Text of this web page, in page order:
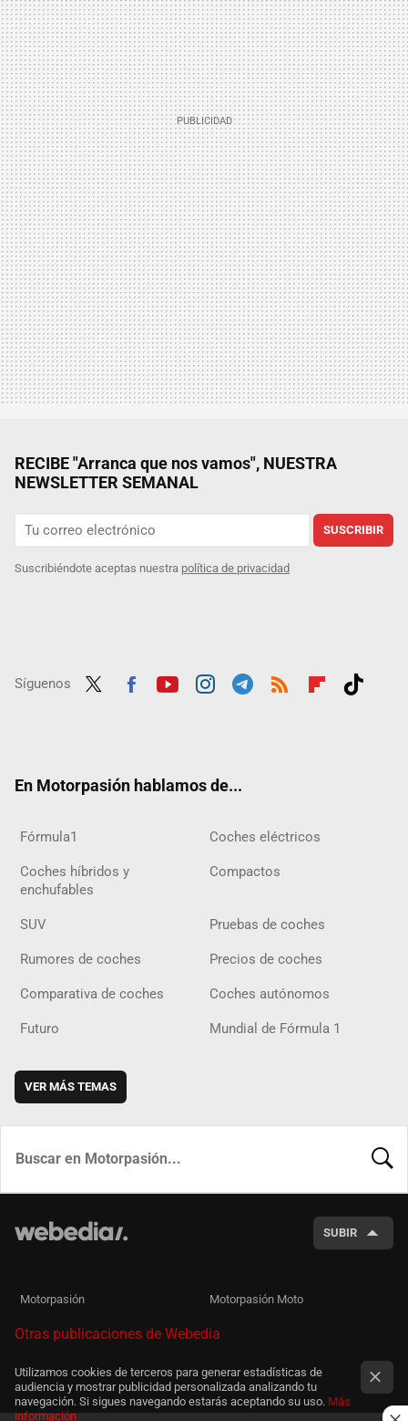
RECIBE "Arranca que nos vamos", NUESTRA
NEWSLETTER SEMANAL
SUSCRIBIR
Suscribiéndote aceptas nuestra política de privacidad
Síguenos
En Motorpasión hablamos de...
Fórmula1 Coches eléctricos
Coches híbridos y
enchufables
Compactos
SUV Pruebas de coches
Rumores de coches Precios de coches
Comparativa de coches Coches autónomos
Futuro Mundial de Fórmula 1
VER MÁS TEMAS
SUBIR
Motorpasión Motorpasión Moto
Otras publicaciones de Webedia
Utilizamos cookies de terceros para generar estadísticas de
audiencia y mostrar publicidad personalizada analizando tu
navegación. Si sigues navegando estarás aceptando su uso. Más
información